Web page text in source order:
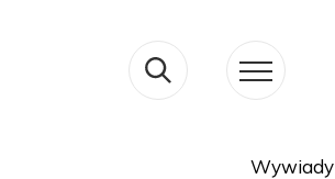
Wywiady